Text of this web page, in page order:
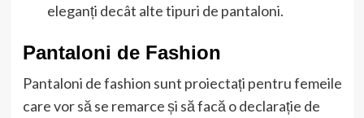
eleganți decât alte tipuri de pantaloni.
Pantaloni de Fashion
Pantaloni de fashion sunt proiectați pentru femeile
care vor să se remarce și să facă o declarație de